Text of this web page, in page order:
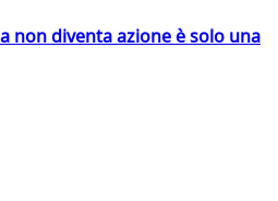
non diventa azione è solo una